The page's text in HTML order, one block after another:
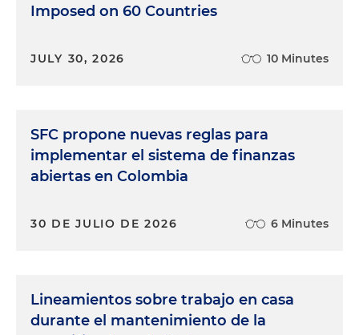
Imposed on 60 Countries
JULY 30, 2026 10 Minutes
SFC propone nuevas reglas para
implementar el sistema de finanzas
abiertas en Colombia
30 DE JULIO DE 2026 6 Minutes
Lineamientos sobre trabajo en casa
durante el mantenimiento de la